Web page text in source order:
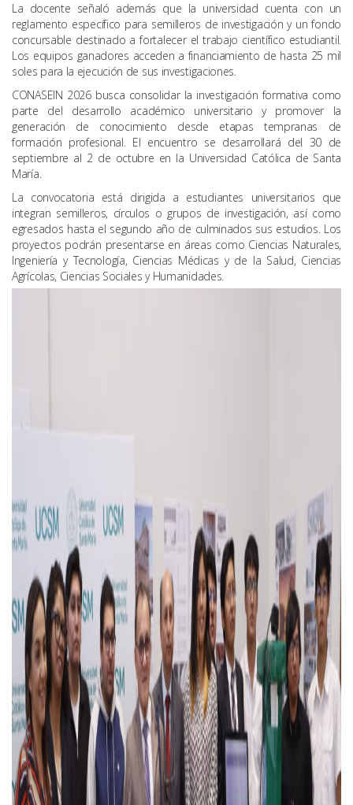
La docente señaló además que la universidad cuenta con un
reglamento específico para semilleros de investigación y un fondo
concursable destinado a fortalecer el trabajo científico estudiantil.
Los equipos ganadores acceden a financiamiento de hasta 25 mil
soles para la ejecución de sus investigaciones.
CONASEIN 2026 busca consolidar la investigación formativa como
parte del desarrollo académico universitario y promover la
generación de conocimiento desde etapas tempranas de
formación profesional. El encuentro se desarrollará del 30 de
septiembre al 2 de octubre en la Universidad Católica de Santa
María.
La convocatoria está dirigida a estudiantes universitarios que
integran semilleros, círculos o grupos de investigación, así como
egresados hasta el segundo año de culminados sus estudios. Los
proyectos podrán presentarse en áreas como Ciencias Naturales,
Ingeniería y Tecnología, Ciencias Médicas y de la Salud, Ciencias
Agrícolas, Ciencias Sociales y Humanidades.